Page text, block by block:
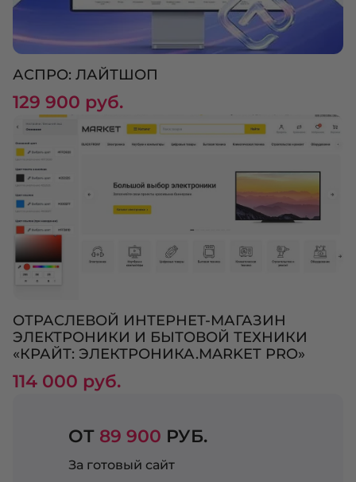
АСПРО: ЛАЙТШОП
129 900 руб.
ОТРАСЛЕВОЙ ИНТЕРНЕТ-МАГАЗИН
ЭЛЕКТРОНИКИ И БЫТОВОЙ ТЕХНИКИ
«КРАЙТ: ЭЛЕКТРОНИКА.MARKET PRO»
114 000 руб.
ОТ 89 900 РУБ.
За готовый сайт